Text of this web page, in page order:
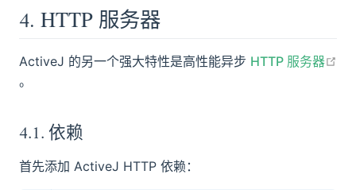
4. HTTP 服务器
ActiveJ 的另一个强大特性是高性能异步 HTTP 服务器
open in new window
。
4.1. 依赖
首先添加 ActiveJ HTTP 依赖：